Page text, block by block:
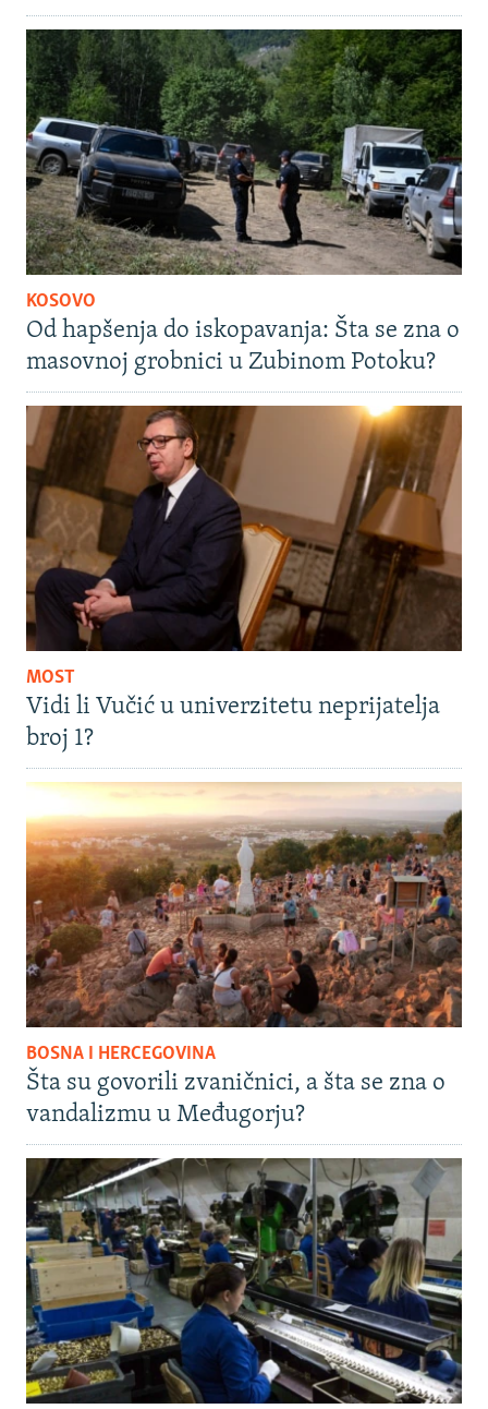
KOSOVO
Od hapšenja do iskopavanja: Šta se zna o
masovnoj grobnici u Zubinom Potoku?
MOST
Vidi li Vučić u univerzitetu neprijatelja
broj 1?
BOSNA I HERCEGOVINA
Šta su govorili zvaničnici, a šta se zna o
vandalizmu u Međugorju?